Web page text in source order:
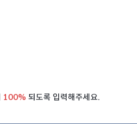
100% 되도록 입력해주세요.